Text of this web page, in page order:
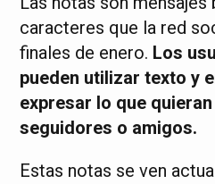
caracteres que la red
finales de enero. Los
pueden utilizar texto y
expresar lo que
seguidores o amigos.
Estas notas se ven